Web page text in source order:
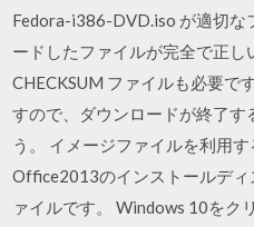
Fedora-i386-DVD.iso が適切な
ードしたファイルが完全で正
CHECKSUM ファイルも必要で
すので、ダウンロードが終了す
う。 イメージファイルを利用
Office2013のインストールデ
ァイルです。 Windows 10をク